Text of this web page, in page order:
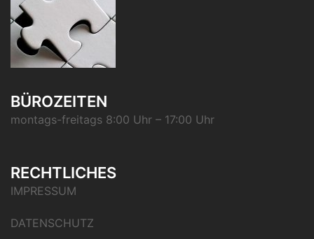
BÜROZEITEN
montags-freitags 8:00 Uhr – 17:00 Uhr
RECHTLICHES
IMPRESSUM
DATENSCHUTZ